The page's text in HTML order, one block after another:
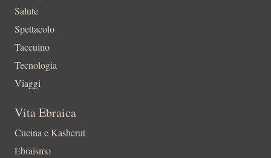
Salute
Spettacolo
Taccuino
Tecnologia
Viaggi
Vita Ebraica
Cucina e Kasherut
Ebraismo